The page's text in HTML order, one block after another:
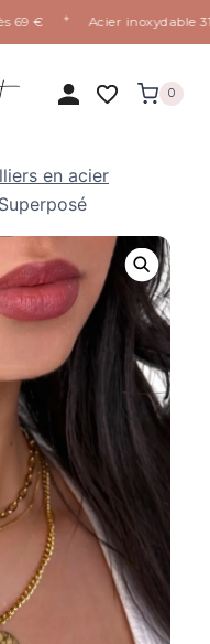
€ Acier inoxydable
0
en acier